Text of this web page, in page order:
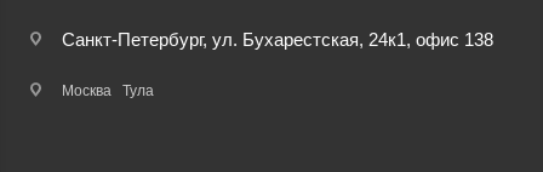
Санкт-Петербург, ул. Бухарестская, 24к1, офис 138
Москва Тула